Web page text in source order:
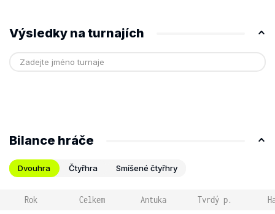
Výsledky na turnajích
Bilance hráče
Dvouhra Čtyřhra Smíšené čtyřhry
Rok Celkem Antuka Tvrdý p.